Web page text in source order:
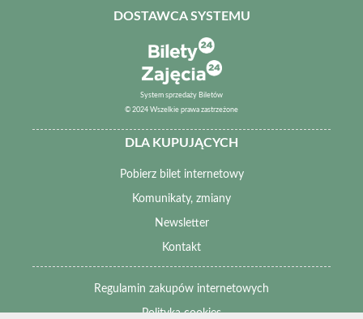
DOSTAWCA SYSTEMU
System sprzedaży Biletów
© 2024 Wszelkie prawa zastrzeżone
DLA KUPUJĄCYCH
Pobierz bilet internetowy
Komunikaty, zmiany
Newsletter
Kontakt
Regulamin zakupów internetowych
Polityka cookies